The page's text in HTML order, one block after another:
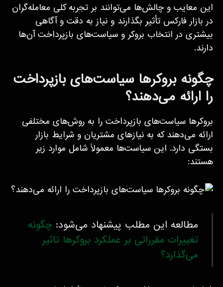
این معایب و چالش‌ها می‌توانند بر تجربه کلی معامله‌گران
در بازار فارکس تأثیر بگذارند و نیاز به دقت و آگاهی
بیشتری در انتخاب بروکر و سیاست‌های بازپرداخت آن‌ها
دارند.
چگونه بروکرها سیاست‌های بازپرداخت
را ارائه می‌دهند؟
بروکرها سیاست‌های بازپرداخت را به روش‌های مختلفی
ارائه می‌دهند که به نیازهای مشتریان و شرایط بازار
بستگی دارد. این سیاست‌ها معمولاً شامل موارد زیر
هستند:
مطالعه این مطلب پیشنهاد می‌شود: چگونه
تغییرات مقرراتی بر عملکرد بروکرها تاثیر
می‌گذارد؟